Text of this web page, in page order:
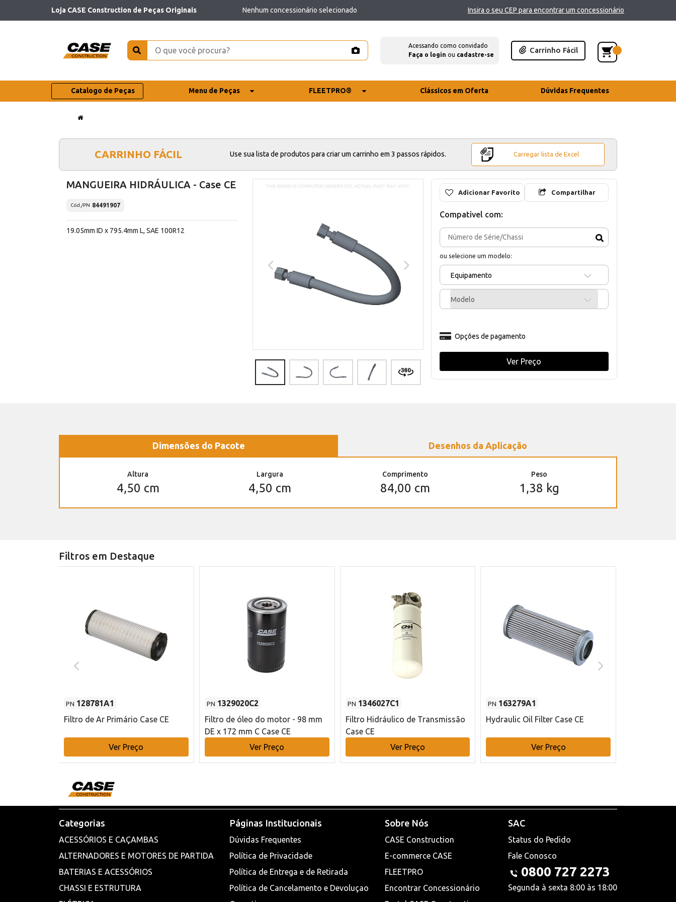
Loja CASE Construction de Peças Originais Nenhum concessionário selecionado Insira o seu CEP para encontrar um concessionário
Acessando como convidado
Faça o login ou cadastre-se
Carrinho Fácil
Catalogo de Peças Menu de Peças FLEETPRO® Clássicos em Oferta Dúvidas Frequentes
CARRINHO FÁCIL Use sua lista de produtos para criar um carrinho em 3 passos rápidos. Carregar lista de Excel
MANGUEIRA HIDRÁULICA - Case CE
Cód./PN 84491907
19.05mm ID x 795.4mm L, SAE 100R12
Adicionar Favorito Compartilhar
Compativel com:
ou selecione um modelo:
Equipamento
Modelo
Opções de pagamento
Ver Preço
Dimensões do Pacote Desenhos da Aplicação
Altura
4,50 cm
Largura
4,50 cm
Comprimento
84,00 cm
Peso
1,38 kg
Filtros em Destaque
PN 128781A1
Filtro de Ar Primário Case CE
Ver Preço
PN 1329020C2
Filtro de óleo do motor - 98 mm
DE x 172 mm C Case CE
Ver Preço
PN 1346027C1
Filtro Hidráulico de Transmissão
Case CE
Ver Preço
PN 163279A1
Hydraulic Oil Filter Case CE
Ver Preço
Categorias
ACESSÓRIOS E CAÇAMBAS
ALTERNADORES E MOTORES DE PARTIDA
BATERIAS E ACESSÓRIOS
CHASSI E ESTRUTURA
Páginas Institucionais
Dúvidas Frequentes
Política de Privacidade
Política de Entrega e de Retirada
Política de Cancelamento e Devoluçao
Sobre Nós
CASE Construction
E-commerce CASE
FLEETPRO
Encontrar Concessionário
SAC
Status do Pedido
Fale Conosco
0800 727 2273
Segunda à sexta 8:00 às 18:00